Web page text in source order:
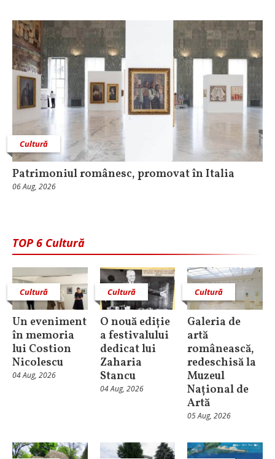
Cultură
Patrimoniul românesc, promovat în Italia
06 Aug, 2026
TOP 6 Cultură
Cultură
Un eveniment
în memoria
lui Costion
Nicolescu
04 Aug, 2026
Cultură
O nouă ediție
a festivalului
dedicat lui
Zaharia
Stancu
04 Aug, 2026
Cultură
Galeria de
artă
românească,
redeschisă la
Muzeul
Național de
Artă
05 Aug, 2026